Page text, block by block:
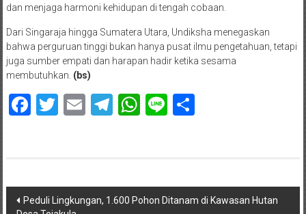
dan menjaga harmoni kehidupan di tengah cobaan.
Dari Singaraja hingga Sumatera Utara, Undiksha menegaskan
bahwa perguruan tinggi bukan hanya pusat ilmu pengetahuan, tetapi
juga sumber empati dan harapan hadir ketika sesama
membutuhkan. (bs)
Facebook
Twitter
EmailTelegram
WhatsApp
LineShare
Navigasi
Peduli Lingkungan, 1.600 Pohon Ditanam di Kawasan Hutan